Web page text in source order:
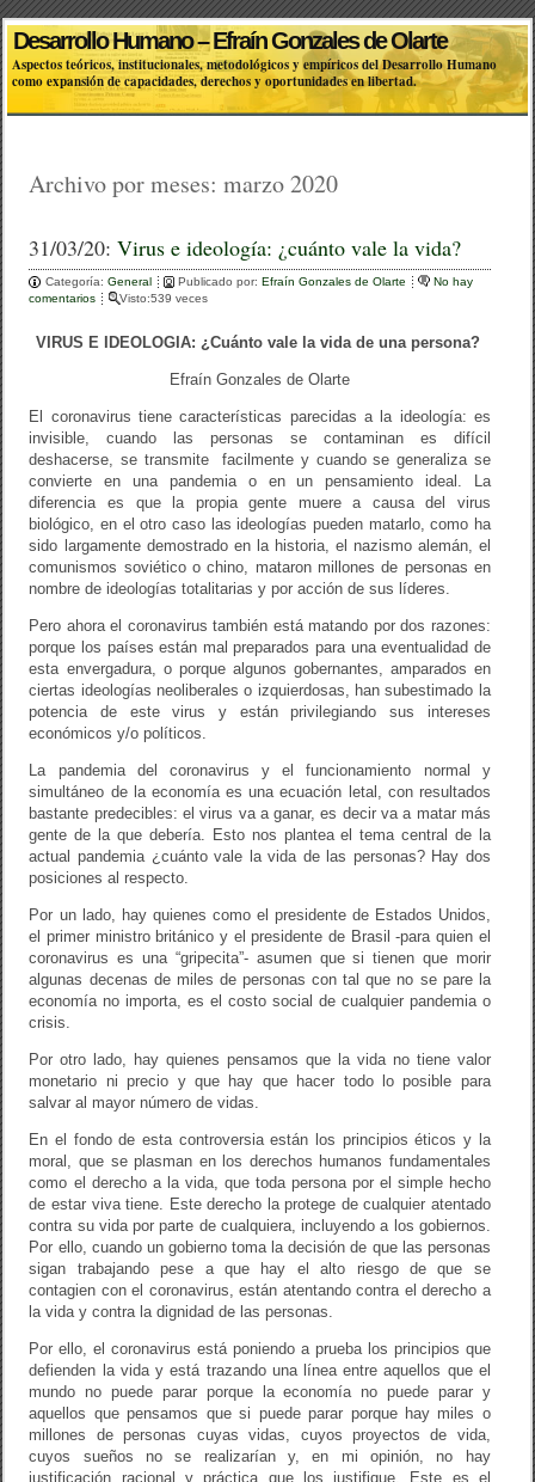
Desarrollo Humano – Efraín Gonzales de Olarte
Aspectos teóricos, institucionales, metodológicos y empíricos del Desarrollo Humano
como expansión de capacidades, derechos y oportunidades en libertad.
Archivo por meses:marzo 2020
31/03/20:Virus e ideología: ¿cuánto vale la vida?
Categoría:General Publicado por:Efraín Gonzales de Olarte
No hay
comentarios
Visto:539 veces
VIRUS E IDEOLOGIA: ¿Cuánto vale la vida de una persona?
Efraín Gonzales de Olarte
El coronavirus tiene características parecidas a la ideología: es
invisible, cuando las personas se contaminan es difícil
deshacerse, se transmite facilmente y cuando se generaliza se
convierte en una pandemia o en un pensamiento ideal. La
diferencia es que la propia gente muere a causa del virus
biológico, en el otro caso las ideologías pueden matarlo, como ha
sido largamente demostrado en la historia, el nazismo alemán, el
comunismos soviético o chino, mataron millones de personas en
nombre de ideologías totalitarias y por acción de sus líderes.
Pero ahora el coronavirus también está matando por dos razones:
porque los países están mal preparados para una eventualidad de
esta envergadura, o porque algunos gobernantes, amparados en
ciertas ideologías neoliberales o izquierdosas, han subestimado la
potencia de este virus y están privilegiando sus intereses
económicos y/o políticos.
La pandemia del coronavirus y el funcionamiento normal y
simultáneo de la economía es una ecuación letal, con resultados
bastante predecibles: el virus va a ganar, es decir va a matar más
gente de la que debería. Esto nos plantea el tema central de la
actual pandemia ¿cuánto vale la vida de las personas? Hay dos
posiciones al respecto.
Por un lado, hay quienes como el presidente de Estados Unidos,
el primer ministro británico y el presidente de Brasil -para quien el
coronavirus es una “gripecita”- asumen que si tienen que morir
algunas decenas de miles de personas con tal que no se pare la
economía no importa, es el costo social de cualquier pandemia o
crisis.
Por otro lado, hay quienes pensamos que la vida no tiene valor
monetario ni precio y que hay que hacer todo lo posible para
salvar al mayor número de vidas.
En el fondo de esta controversia están los principios éticos y la
moral, que se plasman en los derechos humanos fundamentales
como el derecho a la vida, que toda persona por el simple hecho
de estar viva tiene. Este derecho la protege de cualquier atentado
contra su vida por parte de cualquiera, incluyendo a los gobiernos.
Por ello, cuando un gobierno toma la decisión de que las personas
sigan trabajando pese a que hay el alto riesgo de que se
contagien con el coronavirus, están atentando contra el derecho a
la vida y contra la dignidad de las personas.
Por ello, el coronavirus está poniendo a prueba los principios que
defienden la vida y está trazando una línea entre aquellos que el
mundo no puede parar porque la economía no puede parar y
aquellos que pensamos que si puede parar porque hay miles o
millones de personas cuyas vidas, cuyos proyectos de vida,
cuyos sueños no se realizarían y, en mi opinión, no hay
justificación racional y práctica que los justifique. Este es el